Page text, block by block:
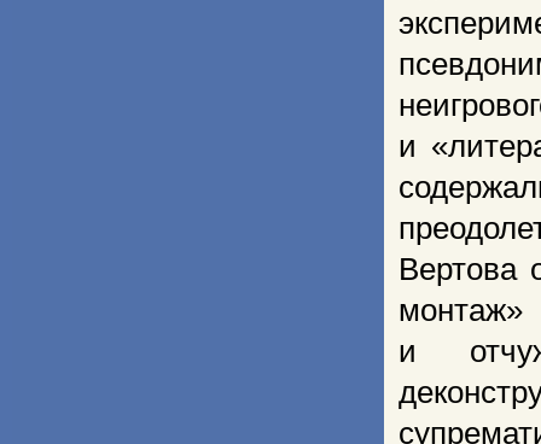
и
Вертова
монтаж»
и